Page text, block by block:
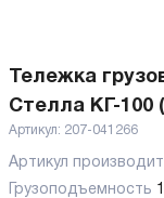
Тележка
Стелла КГ-100
Артикул: 207-041266
Артикул
Грузоподъемность